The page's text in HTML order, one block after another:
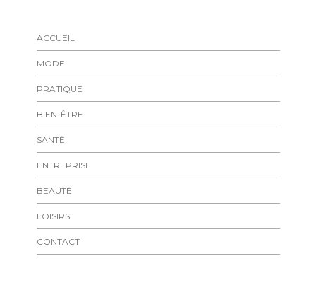
ACCUEIL
MODE
PRATIQUE
BIEN-ÊTRE
SANTÉ
ENTREPRISE
BEAUTÉ
LOISIRS
CONTACT